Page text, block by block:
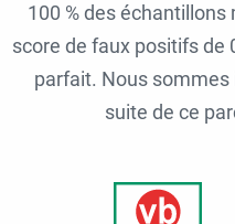
100 % des
score de faux positifs de
parfait. Nous
suite de ce